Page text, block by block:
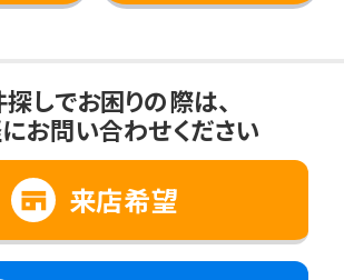
しでお困りの際は、
お問い合わせください
来店希望